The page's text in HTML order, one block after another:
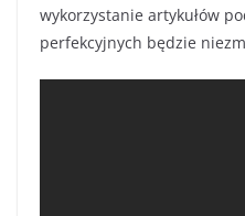
wykorzystanie artykułów
perfekcyjnych będzie